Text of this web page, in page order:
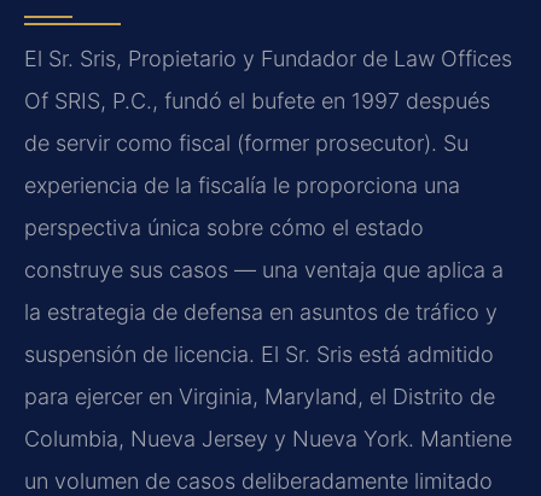
El Sr. Sris, Propietario y Fundador de Law Offices
Of SRIS, P.C., fundó el bufete en 1997 después
de servir como fiscal (former prosecutor). Su
experiencia de la fiscalía le proporciona una
perspectiva única sobre cómo el estado
construye sus casos — una ventaja que aplica a
la estrategia de defensa en asuntos de tráfico y
suspensión de licencia. El Sr. Sris está admitido
para ejercer en Virginia, Maryland, el Distrito de
Columbia, Nueva Jersey y Nueva York. Mantiene
un volumen de casos deliberadamente limitado